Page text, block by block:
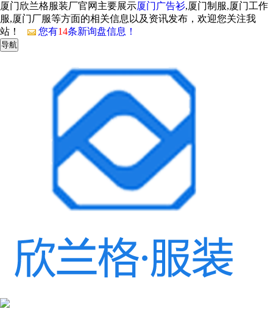
厦门欣兰格服装厂官网主要展示厦门广告衫,厦门制服,厦门工作
服,厦门厂服等方面的相关信息以及资讯发布，欢迎您关注我
站！
您有14条新询盘信息！
导航